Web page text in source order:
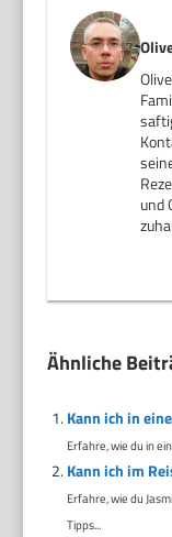
und
Ähnliche
Kann ich in
Erfahre, wie du in
Kann ich im
Erfahre, wie du
Tipps...